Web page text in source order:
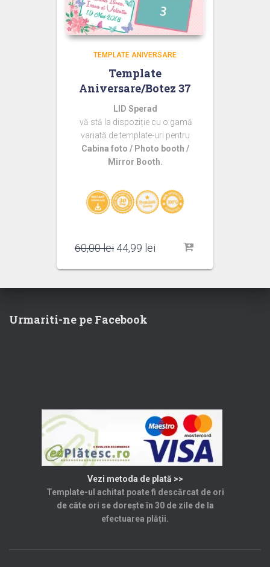
TEMPLATE ANIVERSARE
Template
Aniversare/Botez 37
LID Sperad
vă stă la dispoziție cu o gamă
variată de template-uri pentru
Cabina foto / Photo booth /
Mirror Booth.
60,00lei Prețul
a
fost:
44,99 lei
este:
44,99 lei.
Urmariti-ne pe Facebook
Vezi metoda de plată >>
Template-ul achitat poate fi descărcat de ori
de câte ori se dorește în 30 de zile de la
efectuarea plății.